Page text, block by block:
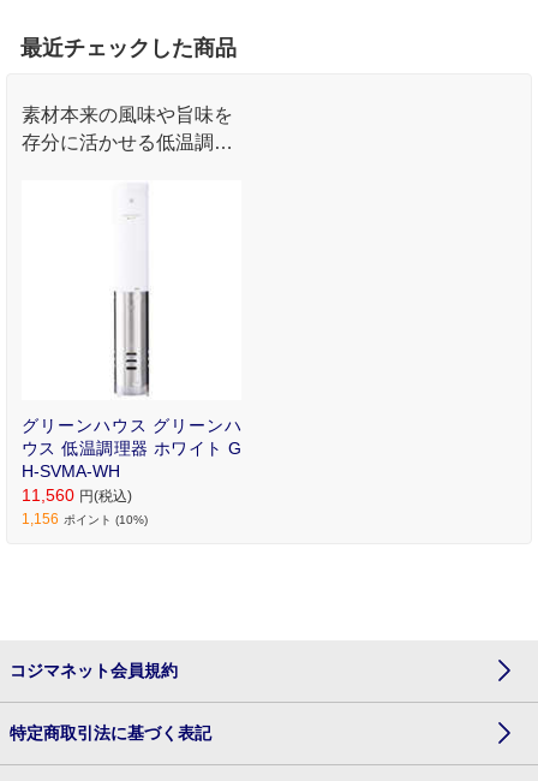
最近チェックした商品
素材本来の風味や旨味を
存分に活かせる低温調理
グリーンハウス グリーンハ
ウス 低温調理器 ホワイト G
H-SVMA-WH
11,560 円(税込)
1,156 ポイント (10%)
コジマネット会員規約
特定商取引法に基づく表記